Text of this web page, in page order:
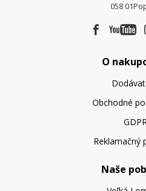
058 01
O
Obchodné
GDPR
Reklamačný
Naše